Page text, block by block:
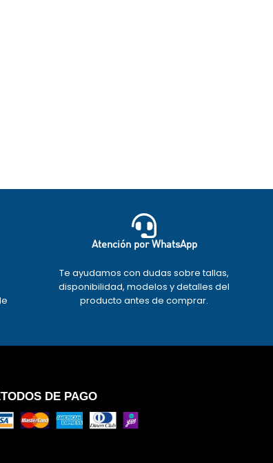
Atención por WhatsApp
Te ayudamos con dudas sobre tallas,
disponibilidad, modelos y detalles del
producto antes de comprar.
DE PAGO